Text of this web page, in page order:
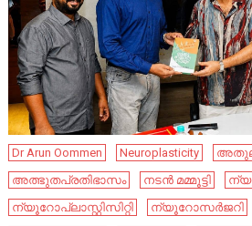
Dr Arun Oommen Neuroplasticity
അത്ഭുതപ്രതിഭാസം
നടൻ മമ്മൂട്ടി
ന്യൂറോപ്ലാസ്റ്റിസിറ്റി
ന്യൂറോസർജറി